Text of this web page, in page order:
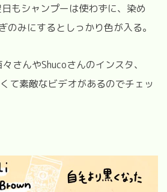
もシャンプーは使わずに、染め
のみにするとしっかり色が入る。
さんやShucoさんのインスタ、
て素敵なビデオがあるのでチェッ